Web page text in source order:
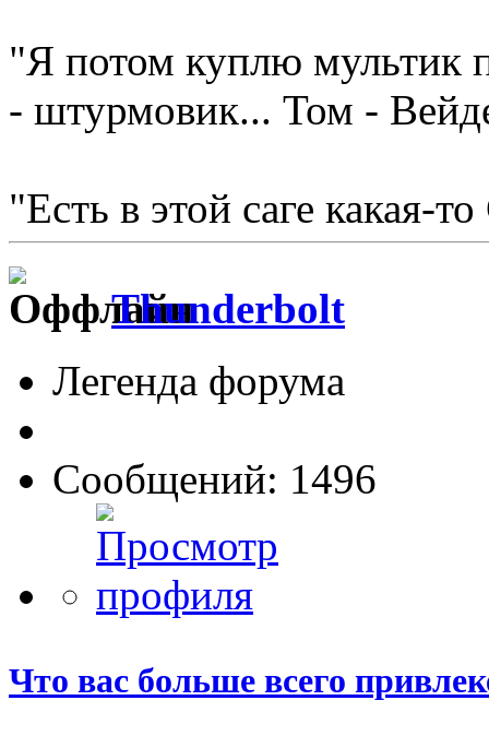
"Я потом куплю мультик
- штурмовик... Том -
"Есть в этой саге какая-
Thunderbolt
Легенда форума
Сообщений: 1496
Что вас больше всего